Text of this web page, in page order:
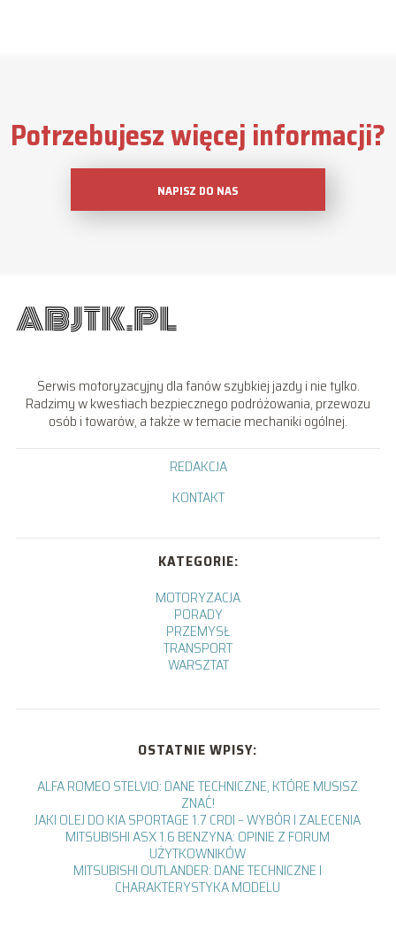
Potrzebujesz więcej informacji?
NAPISZ DO NAS
Serwis motoryzacyjny dla fanów szybkiej jazdy i nie tylko.
Radzimy w kwestiach bezpiecznego podróżowania, przewozu
osób i towarów, a także w temacie mechaniki ogólnej.
REDAKCJA
KONTAKT
KATEGORIE:
MOTORYZACJA
PORADY
PRZEMYSŁ
TRANSPORT
WARSZTAT
OSTATNIE WPISY:
ALFA ROMEO STELVIO: DANE TECHNICZNE, KTÓRE MUSISZ
ZNAĆ!
JAKI OLEJ DO KIA SPORTAGE 1.7 CRDI – WYBÓR I ZALECENIA
MITSUBISHI ASX 1.6 BENZYNA: OPINIE Z FORUM
UŻYTKOWNIKÓW
MITSUBISHI OUTLANDER: DANE TECHNICZNE I
CHARAKTERYSTYKA MODELU